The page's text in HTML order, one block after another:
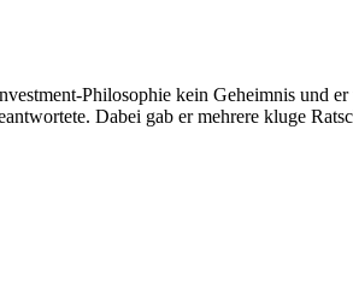
Philosophie kein Geheimnis und
Dabei gab er mehrere kluge